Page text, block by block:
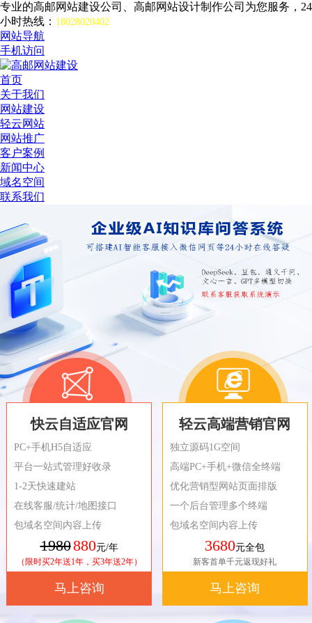
专业的高邮网站建设公司、高邮网站设计制作公司为您服务，24
小时热线： 18028020402
网站导航
手机访问
首页
关于我们
网站建设
轻云网站
网站推广
客户案例
新闻中心
域名空间
联系我们
快云自适应官网
PC+手机H5自适应
平台一站式管理好收录
1-2天快速建站
在线客服/统计/地图接口
包域名空间内容上传
1980880元/年
（限时买2年送1年，买3年送2年）
马上咨询
轻云高端营销官网
独立源码1G空间
高端PC+手机+微信全终端
优化营销型网站页面排版
一个后台管理多个终端
包域名空间内容上传
3680元全包
新客首单千元返现好礼
马上咨询